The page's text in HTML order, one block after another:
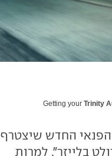
Getting yourTrinity
החדש שיצטרף
בלייזר". למרות